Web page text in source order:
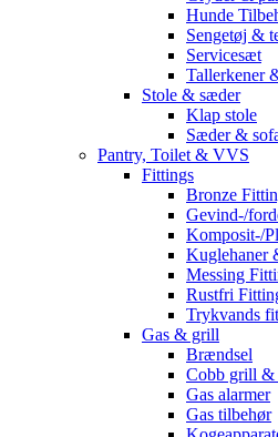
Hunde
Sengetøj &
Servicesæt
Tallerkener
Stole & sæder
Klap stole
Sæder &
Pantry, Toilet & VVS
Fittings
Bronze
Gevind-/
Komposit-/
Kuglehaner
Messing
Rustfri
Trykvands
Gas & grill
Brændsel
Cobb grill &
Gas alarmer
Gas tilbehør